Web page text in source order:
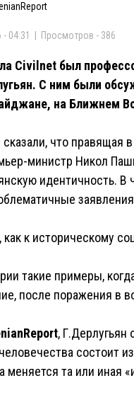
04:31 | Просмотров - 386
Civilnet был
С ним были
на Ближнем
что правящая
министр Никол
идентичность. В
к историческому
такие примеры,
после поражения в
, Г.Дерлугьян
состоит
меняется та или иная